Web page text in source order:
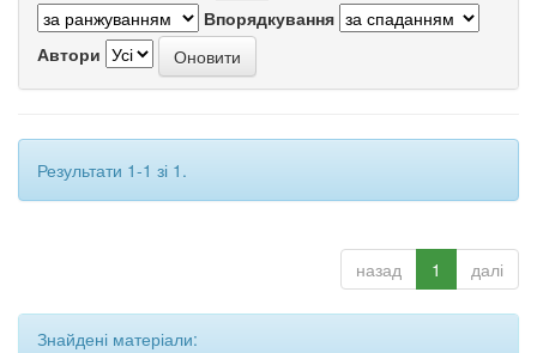
Впорядкування
Автори
Результати 1-1 зі 1.
назад 1 далі
Знайдені матеріали: